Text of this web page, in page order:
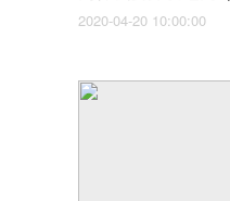
2020-04-20 10:00:00